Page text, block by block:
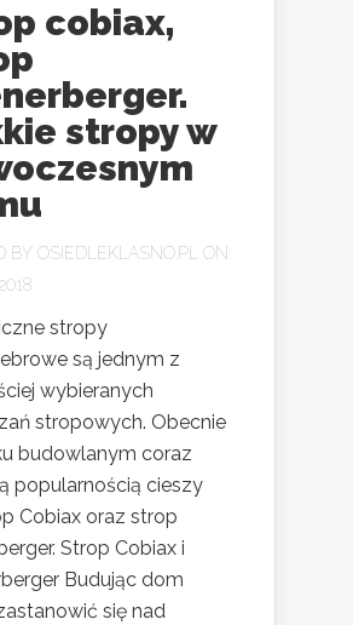
cobiax,
stropy w
BY OSIEDLEKLASNO.PL ON
stropy
są jednym z
wybieranych
stropowych. Obecnie
budowlanym coraz
popularnością cieszy
Cobiax oraz strop
Strop Cobiax i
Budując dom
się nad